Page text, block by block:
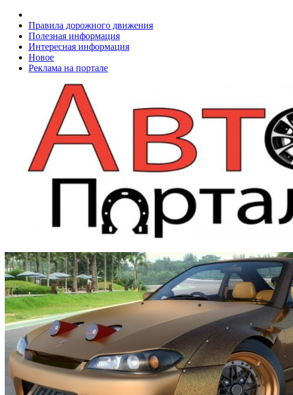
Правила дорожного движения
Полезная информация
Интересная информация
Новое
Реклама на портале